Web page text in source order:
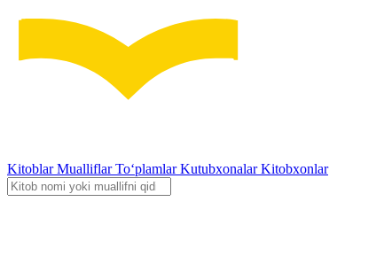
KitoblarMualliflarTo‘plamlarKutubxonalarKitobxonlar